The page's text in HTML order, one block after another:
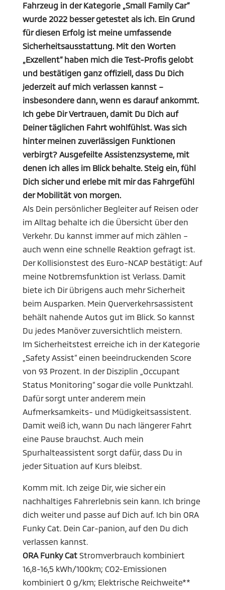
Fahrzeug in der Kategorie „Small Family Car“
wurde 2022 besser getestet als ich. Ein Grund
für diesen Erfolg ist meine umfassende
Sicherheitsausstattung. Mit den Worten
„Exzellent“ haben mich die Test-Profis gelobt
und bestätigen ganz offiziell, dass Du Dich
jederzeit auf mich verlassen kannst –
insbesondere dann, wenn es darauf ankommt.
Ich gebe Dir Vertrauen, damit Du Dich auf
Deiner täglichen Fahrt wohlfühlst. Was sich
hinter meinen zuverlässigen Funktionen
verbirgt? Ausgefeilte Assistenzsysteme, mit
denen ich alles im Blick behalte. Steig ein, fühl
Dich sicher und erlebe mit mir das Fahrgefühl
der Mobilität von morgen.
Als Dein persönlicher Begleiter auf Reisen oder
im Alltag behalte ich die Übersicht über den
Verkehr. Du kannst immer auf mich zählen –
auch wenn eine schnelle Reaktion gefragt ist.
Der Kollisionstest des Euro-NCAP bestätigt: Auf
meine Notbremsfunktion ist Verlass. Damit
biete ich Dir übrigens auch mehr Sicherheit
beim Ausparken. Mein Querverkehrsassistent
behält nahende Autos gut im Blick. So kannst
Du jedes Manöver zuversichtlich meistern.
Im Sicherheitstest erreiche ich in der Kategorie
„Safety Assist“ einen beeindruckenden Score
von 93 Prozent. In der Disziplin „Occupant
Status Monitoring“ sogar die volle Punktzahl.
Dafür sorgt unter anderem mein
Aufmerksamkeits- und Müdigkeitsassistent.
Damit weiß ich, wann Du nach längerer Fahrt
eine Pause brauchst. Auch mein
Spurhalteassistent sorgt dafür, dass Du in
jeder Situation auf Kurs bleibst.
Komm mit. Ich zeige Dir, wie sicher ein
nachhaltiges Fahrerlebnis sein kann. Ich bringe
dich weiter und passe auf Dich auf. Ich bin ORA
Funky Cat. Dein Car-panion, auf den Du dich
verlassen kannst.
ORA Funky CatStromverbrauch kombiniert
16,8-16,5 kWh/100km; CO2-Emissionen
kombiniert 0 g/km; Elektrische Reichweite**